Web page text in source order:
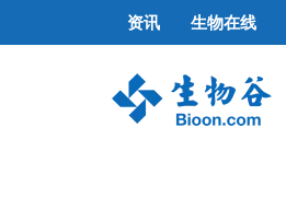
资讯 生物在线